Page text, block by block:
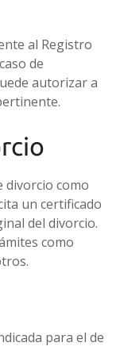
al Registro
de
autorizar a
divorcio como
un certificado
del divorcio.
como
para el de